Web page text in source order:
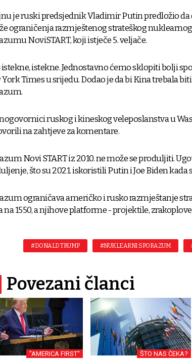
je ruski predsjednik Vladimir Putin predložio
ograničenja razmještenog strateškog
NoviSTART, koji istječe 5. veljače.
istekne, istekne. Jednostavno ćemo sklopiti bolji
York Times u srijedu. Dodao je da bi Kina trebala
ruskog i kineskog veleposlanstva u
na zahtjeve za komentare.
Novi START iz 2010. ne može se produljiti.
što su 2021. iskoristili Putin i Joe Biden
ograničava američko i rusko razmještanje
na 1550, a njihove platforme - projektile,
#DONALD TRUMP #NUKLEARNI SPORAZUM
Povezani članci
"AMERICA FIRST" ŠTO NAS ČEKA?